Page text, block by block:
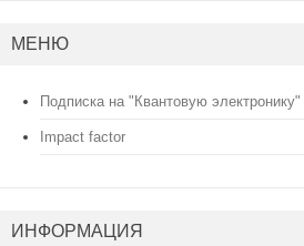
МЕНЮ
Подписка на "Квантовую электронику"
Impact factor
ИНФОРМАЦИЯ